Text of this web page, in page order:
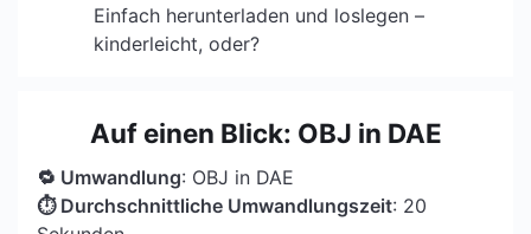
Einfach herunterladen und loslegen –
kinderleicht, oder?
Auf einen Blick: OBJ in DAE
🔁 Umwandlung: OBJ in DAE
⏱ Durchschnittliche Umwandlungszeit: 20